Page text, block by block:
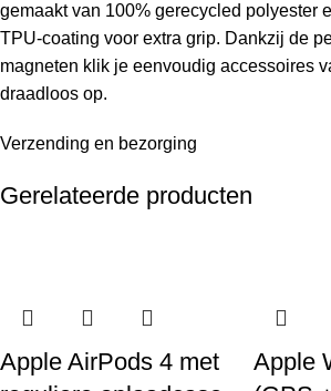
gemaakt van 100% gerecycled polyester
TPU-coating voor extra grip. Dankzij de
magneten klik je eenvoudig accessoires
draadloos op.
Verzending en bezorging
Gerelateerde producten
Apple AirPods 4 met
Apple